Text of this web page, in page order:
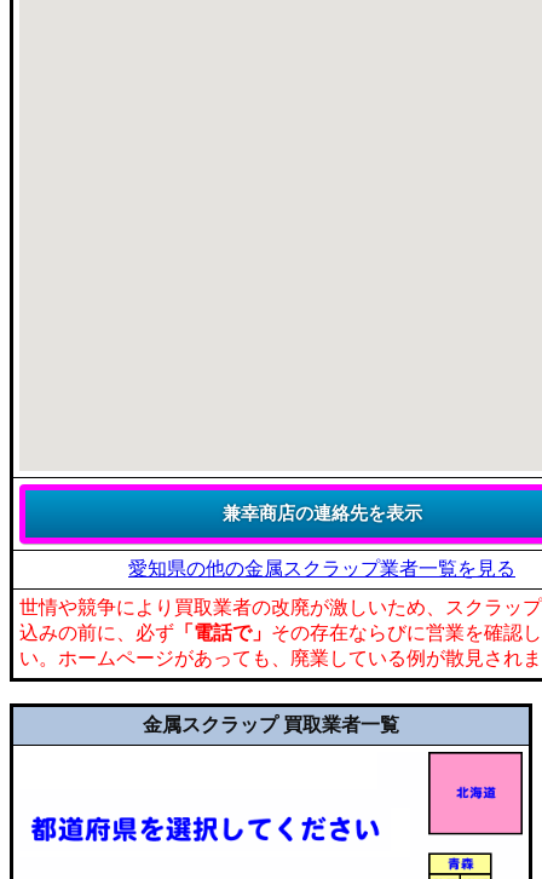
愛知県の他の金属スクラップ業者一覧を見る
世情や競争により買取業者の改廃が激しいため、スクラッ
込みの前に、必ず 「電話で」 その存在ならびに営業を確認
い。ホームページがあっても、廃業している例が散見され
金属スクラップ 買取業者一覧